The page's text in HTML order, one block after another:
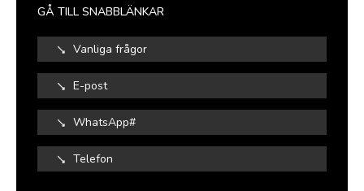
GÅ TILL SNABBLÄNKAR
Vanliga frågor
E-post
WhatsApp#
Telefon